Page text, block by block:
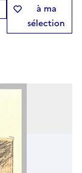
à ma
sélection